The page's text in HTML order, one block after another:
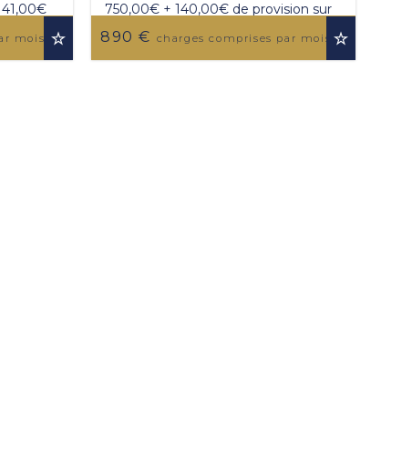
mois 890 € charges comprises par mois
750,00€ + 140,00€ de provision sur
charges soit un loyer de ...